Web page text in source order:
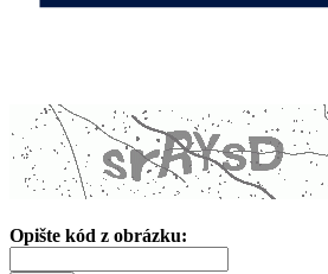
Opište kód z obrázku: